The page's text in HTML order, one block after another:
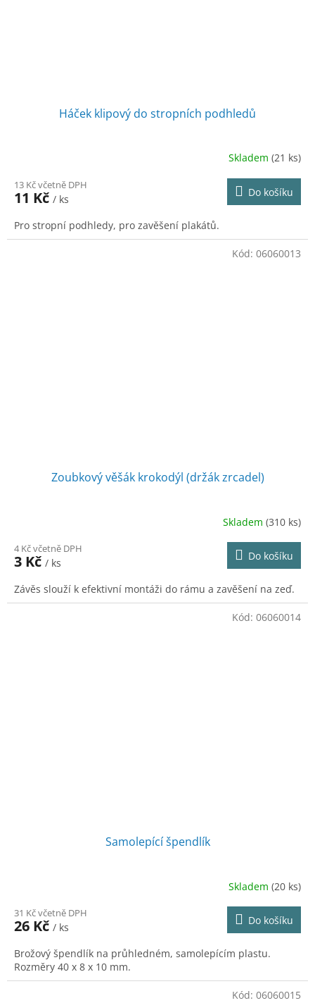
Háček klipový do stropních podhledů
Skladem (21 ks)
13 Kč včetně DPH
11 Kč / ks
Do košíku
Pro stropní podhledy, pro zavěšení plakátů.
Zoubkový věšák krokodýl (držák zrcadel)
Skladem (310 ks)
4 Kč včetně DPH
3 Kč / ks
Do košíku
Závěs slouží k efektivní montáži do rámu a zavěšení na zeď.
Kód: 06060013
Samolepící špendlík
Skladem (20 ks)
31 Kč včetně DPH
26 Kč / ks
Do košíku
Brožový špendlík na průhledném, samolepícím plastu.
Rozměry 40 x 8 x 10 mm.
Kód: 06060014
Kód: 06060015